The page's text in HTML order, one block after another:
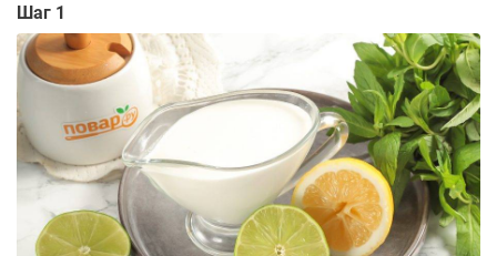
Шаг 1